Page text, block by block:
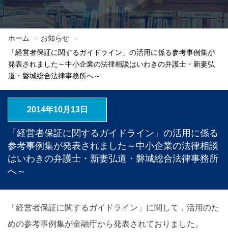
プ
ホーム
お知らせ
「経営者保証に関するガイドライン」の活用に係る参考事例集が
発表されました～中小企業の法律相談はいわきの弁護士・新妻弘
道・磐城総合法律事務所へ～
2014年10月13日
「経営者保証に関するガイドライン」の活用に係る
参考事例集が発表されました～中小企業の法律相談
はいわきの弁護士・新妻弘道・磐城総合法律事務所
へ～
「経営者保証に関するガイドライン」に関して，活用のた
めの参考事例集が金融庁から発表されておりました。